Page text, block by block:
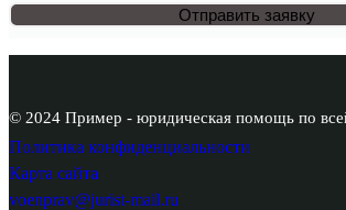
© 2024 Пример - юридическая помощь по
Политика конфиденциальности
Карта сайта
voenprav@jurist-mail.ru